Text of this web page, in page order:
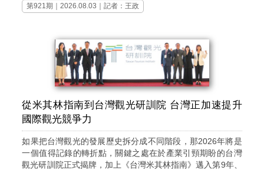
第921期
｜2026.08.03｜記者：王政
從米其林指南到台灣觀光研訓院 台灣正加速提升
國際觀光競爭力
如果把台灣觀光的發展歷史拆分成不同階段，那2026年將是
一個值得記錄的轉折點，關鍵之處在於產業引頸期盼的台灣
觀光研訓院正式揭牌，加上《台灣米其林指南》邁入第9年、